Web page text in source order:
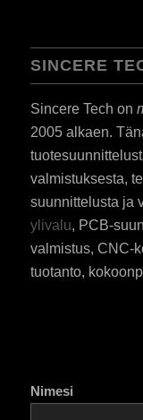
SINCERE
Sincere Tech on
2005 alkaen.
valmistuksesta,
suunnittelusta ja
ylivalu, PCB-
valmistus, CNC-
tuotanto,
Nimesi